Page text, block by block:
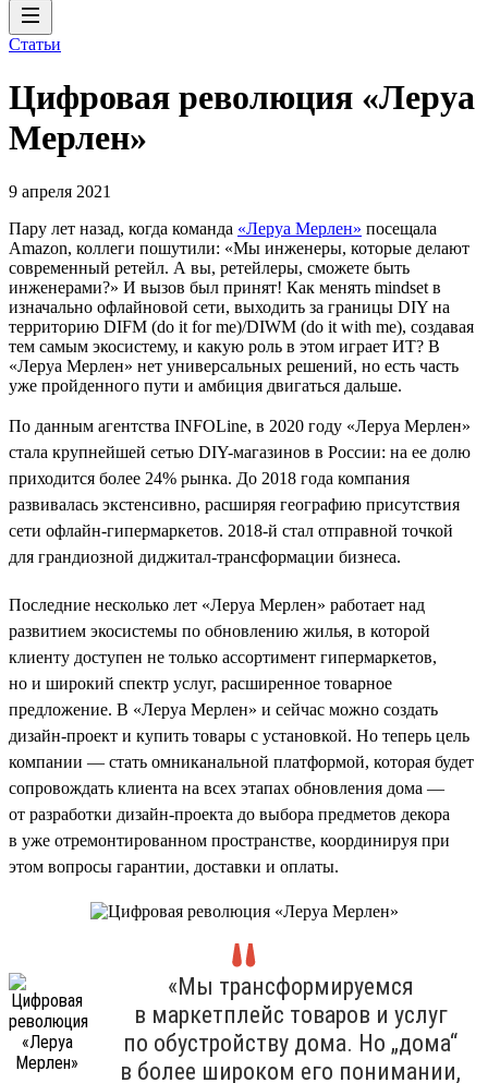
Статьи
Цифровая революция «Леруа
Мерлен»
9 апреля 2021
Пару лет назад, когда команда «Леруа Мерлен» посещала
Amazon, коллеги пошутили: «Мы инженеры, которые делают
современный ретейл. А вы, ретейлеры, сможете быть
инженерами?» И вызов был принят! Как менять mindset в
изначально офлайновой сети, выходить за границы DIY на
территорию DIFM (do it for me)/DIWM (do it with me), создавая
тем самым экосистему, и какую роль в этом играет ИТ? В
«Леруа Мерлен» нет универсальных решений, но есть часть
уже пройденного пути и амбиция двигаться дальше.
По данным агентства INFOLine, в 2020 году «Леруа Мерлен»
стала крупнейшей сетью DIY-магазинов в России: на ее долю
приходится более 24% рынка. До 2018 года компания
развивалась экстенсивно, расширяя географию присутствия
сети офлайн-гипермаркетов. 2018-й стал отправной точкой
для грандиозной диджитал-трансформации бизнеса.
Последние несколько лет «Леруа Мерлен» работает над
развитием экосистемы по обновлению жилья, в которой
клиенту доступен не только ассортимент гипермаркетов,
но и широкий спектр услуг, расширенное товарное
предложение. В «Леруа Мерлен» и сейчас можно создать
дизайн-проект и купить товары с установкой. Но теперь цель
компании — стать омниканальной платформой, которая будет
сопровождать клиента на всех этапах обновления дома —
от разработки дизайн-проекта до выбора предметов декора
в уже отремонтированном пространстве, координируя при
этом вопросы гарантии, доставки и оплаты.
«Мы трансформируемся
в маркетплейс товаров и услуг
по обустройству дома. Но „дома“
в более широком его понимании,